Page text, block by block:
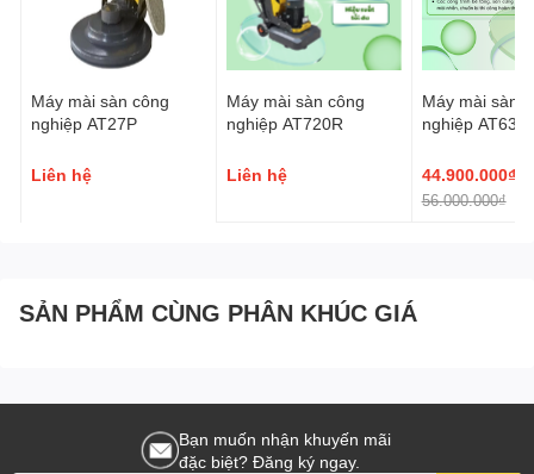
Máy mài sàn công
nghiệp AT27P
Liên hệ
Máy mài sàn công
nghiệp AT720R
Liên hệ
Máy mài sàn
nghiệp AT630
44.900.000₫
56.000.000₫
SẢN PHẨM CÙNG PHÂN KHÚC GIÁ
Bạn muốn nhận khuyến mãi
đặc biệt? Đăng ký ngay.